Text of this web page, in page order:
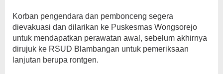
Korban pengendara dan pembonceng segera
dievakuasi dan dilarikan ke Puskesmas Wongsorejo
untuk mendapatkan perawatan awal, sebelum akhirnya
dirujuk ke RSUD Blambangan untuk pemeriksaan
lanjutan berupa rontgen.